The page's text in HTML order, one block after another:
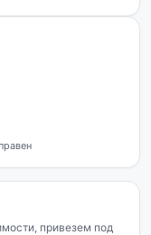
привезем под